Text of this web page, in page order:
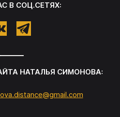
В СОЦ.СЕТЯХ:
НАТАЛЬЯ СИМОНОВА: